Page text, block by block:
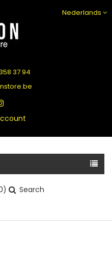
Nederlands
37 94
Search